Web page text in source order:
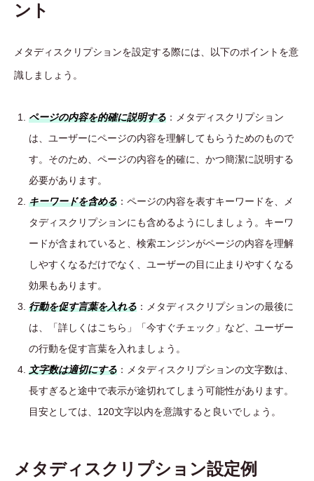
ント
メタディスクリプションを設定する際には、以下のポイントを意
識しましょう。
ページの内容を的確に説明する ：メタディスクリプション
は、ユーザーにページの内容を理解してもらうためのもので
す。そのため、ページの内容を的確に、かつ簡潔に説明する
必要があります。
キーワードを含める ：ページの内容を表すキーワードを、メ
タディスクリプションにも含めるようにしましょう。キーワ
ードが含まれていると、検索エンジンがページの内容を理解
しやすくなるだけでなく、ユーザーの目に止まりやすくなる
効果もあります。
行動を促す言葉を入れる ：メタディスクリプションの最後に
は、「詳しくはこちら」「今すぐチェック」など、ユーザー
の行動を促す言葉を入れましょう。
文字数は適切にする ：メタディスクリプションの文字数は、
長すぎると途中で表示が途切れてしまう可能性があります。
目安としては、120文字以内を意識すると良いでしょう。
メタディスクリプション設定例